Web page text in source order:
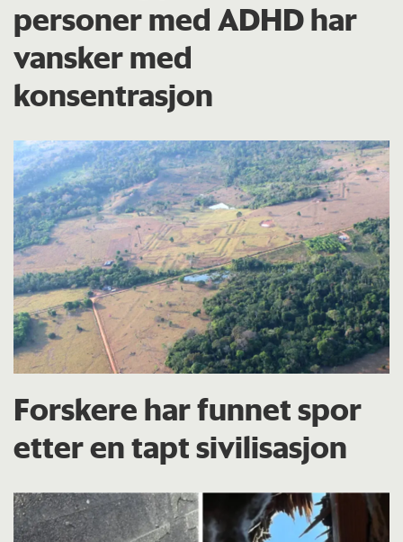
personer med ADHD har
vansker med
konsentrasjon
Forskere har funnet spor
etter en tapt sivilisasjon